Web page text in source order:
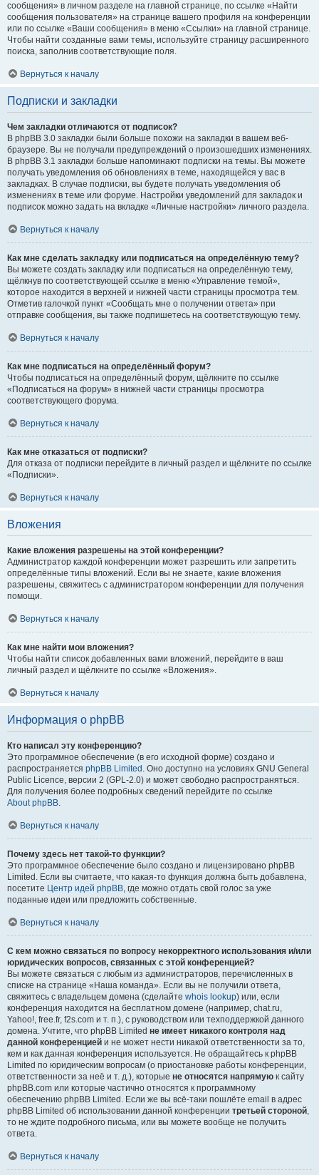
сообщения» в личном разделе на главной странице, по ссылке «Найти
сообщения пользователя» на странице вашего профиля на конференции
или по ссылке «Ваши сообщения» в меню «Ссылки» на главной странице.
Чтобы найти созданные вами темы, используйте страницу расширенного
поиска, заполнив соответствующие поля.
Вернуться к началу
Подписки и закладки
Чем закладки отличаются от подписок?
В phpBB 3.0 закладки были больше похожи на закладки в вашем веб-
браузере. Вы не получали предупреждений о произошедших изменениях.
В phpBB 3.1 закладки больше напоминают подписки на темы. Вы можете
получать уведомления об обновлениях в теме, находящейся у вас в
закладках. В случае подписки, вы будете получать уведомления об
изменениях в теме или форуме. Настройки уведомлений для закладок и
подписок можно задать на вкладке «Личные настройки» личного раздела.
Вернуться к началу
Как мне сделать закладку или подписаться на определённую тему?
Вы можете создать закладку или подписаться на определённую тему,
щёлкнув по соответствующей ссылке в меню «Управление темой»,
которое находится в верхней и нижней части страницы просмотра тем.
Отметив галочкой пункт «Сообщать мне о получении ответа» при
отправке сообщения, вы также подпишетесь на соответствующую тему.
Вернуться к началу
Как мне подписаться на определённый форум?
Чтобы подписаться на определённый форум, щёлкните по ссылке
«Подписаться на форум» в нижней части страницы просмотра
соответствующего форума.
Вернуться к началу
Как мне отказаться от подписки?
Для отказа от подписки перейдите в личный раздел и щёлкните по ссылке
«Подписки».
Вернуться к началу
Вложения
Какие вложения разрешены на этой конференции?
Администратор каждой конференции может разрешить или запретить
определённые типы вложений. Если вы не знаете, какие вложения
разрешены, свяжитесь с администратором конференции для получения
помощи.
Вернуться к началу
Как мне найти мои вложения?
Чтобы найти список добавленных вами вложений, перейдите в ваш
личный раздел и щёлкните по ссылке «Вложения».
Вернуться к началу
Информация о phpBB
Кто написал эту конференцию?
Это программное обеспечение (в его исходной форме) создано и
распространяется phpBB Limited . Оно доступно на условиях GNU General
Public Licence, версии 2 (GPL-2.0) и может свободно распространяться.
Для получения более подробных сведений перейдите по ссылке
About phpBB.
Вернуться к началу
Почему здесь нет такой-то функции?
Это программное обеспечение было создано и лицензировано phpBB
Limited. Если вы считаете, что какая-то функция должна быть добавлена,
посетите Центр идей phpBB, где можно отдать свой голос за уже
поданные идеи или предложить собственные.
Вернуться к началу
С кем можно связаться по вопросу некорректного использования и/или
юридических вопросов, связанных с этой конференцией?
Вы можете связаться с любым из администраторов, перечисленных в
списке на странице «Наша команда». Если вы не получили ответа,
свяжитесь с владельцем домена (сделайте whois lookup) или, если
конференция находится на бесплатном домене (например, chat.ru,
Yahoo!, free.fr, f2s.com и т. п.), с руководством или техподдержкой данного
домена. Учтите, что phpBB Limited не имеет никакого контроля над
данной конференцией и не может нести никакой ответственности за то,
кем и как данная конференция используется. Не обращайтесь к phpBB
Limited по юридическим вопросам (о приостановке работы конференции,
ответственности за неё и т. д.), которые не относятся напрямую к сайту
phpBB.com или которые частично относятся к программному
обеспечению phpBB Limited. Если же вы всё-таки пошлёте email в адрес
phpBB Limited об использовании данной конференции третьей стороной,
то не ждите подробного письма, или вы можете вообще не получить
ответа.
Вернуться к началу